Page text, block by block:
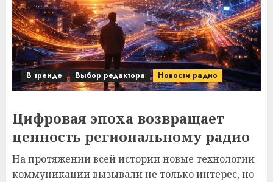
В тренде Выбор редактора Новости радио
Цифровая эпоха возвращает
ценность региональному радио
На протяжении всей истории новые технологии
коммуникации вызывали не только интерес, но